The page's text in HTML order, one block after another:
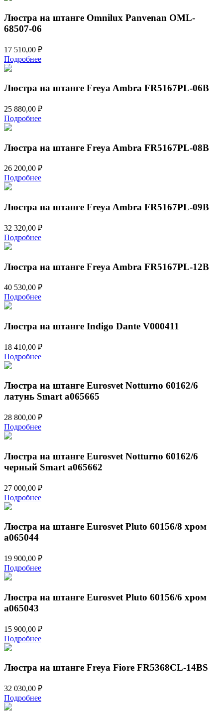
Люстра на штанге Omnilux Panvenan OML-
68507-06
17 510,00 ₽
Подробнее
Люстра на штанге Freya Ambra FR5167PL-06B
25 880,00 ₽
Подробнее
Люстра на штанге Freya Ambra FR5167PL-08B
26 200,00 ₽
Подробнее
Люстра на штанге Freya Ambra FR5167PL-09B
32 320,00 ₽
Подробнее
Люстра на штанге Freya Ambra FR5167PL-12B
40 530,00 ₽
Подробнее
Люстра на штанге Indigo Dante V000411
18 410,00 ₽
Подробнее
Люстра на штанге Eurosvet Notturno 60162/6
латунь Smart a065665
28 800,00 ₽
Подробнее
Люстра на штанге Eurosvet Notturno 60162/6
черный Smart a065662
27 000,00 ₽
Подробнее
Люстра на штанге Eurosvet Pluto 60156/8 хром
a065044
19 900,00 ₽
Подробнее
Люстра на штанге Eurosvet Pluto 60156/6 хром
a065043
15 900,00 ₽
Подробнее
Люстра на штанге Freya Fiore FR5368CL-14BS
32 030,00 ₽
Подробнее